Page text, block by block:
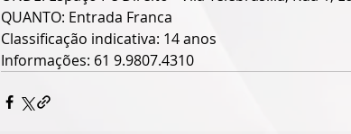
QUANTO: Entrada Franca
Classificação indicativa: 14 anos
Informações: 61 9.9807.4310